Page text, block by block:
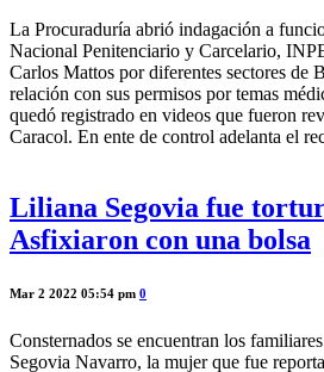
La Procuraduría abrió indagación a
Nacional Penitenciario y Carcelario,
Carlos Mattos por diferentes sectores de
relación con sus permisos por temas
quedó registrado en videos que fueron
Caracol. En ente de control adelanta el
Liliana Segovia fue
Asfixiaron con una bolsa
Mar 2 2022 05:54 pm 0
Consternados se encuentran los
Segovia Navarro, la mujer que fue